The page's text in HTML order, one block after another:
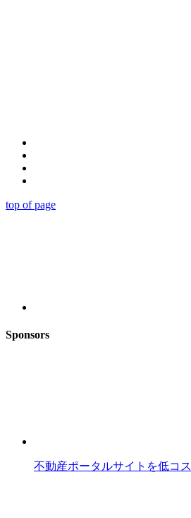
top of page
Sponsors
不動産ポータルサイトを低コ